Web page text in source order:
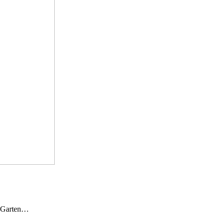
Garten…